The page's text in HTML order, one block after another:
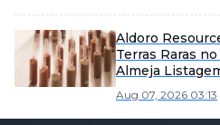
Aldoro
Terras Raras
Almeja
Aug 07, 2026 03:13